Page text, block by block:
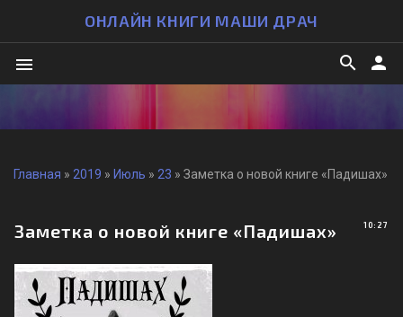
ОНЛАЙН КНИГИ МАШИ ДРАЧ
menu person
search
Главная » 2019 » Июль » 23 » Заметка о новой книге «Падишах»
10:27
Заметка о новой книге «Падишах»